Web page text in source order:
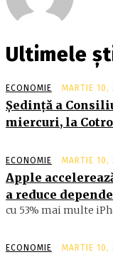
Ultimele
ECONOMIE MARTIE 10,
Şedinţă a
miercuri, la
ECONOMIE MARTIE 10,
Apple
a reduce
cu 53% mai multe
ECONOMIE MARTIE 10,